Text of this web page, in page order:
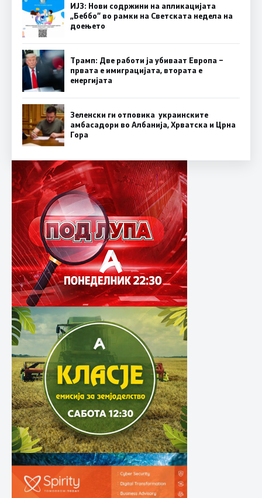
ИЈЗ: Нови содржини на апликацијата
„Беббо“ во рамки на Светската недела на
доењето
Трамп: Две работи ја убиваат Европа –
првата е имиграцијата, втората е
енергијата
Зеленски ги отповика украинските
амбасадори во Албанија, Хрватска и Црна
Гора